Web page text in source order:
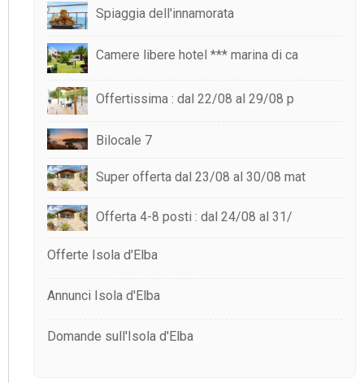
Spiaggia dell'innamorata
Camere libere hotel *** marina di ca
Offertissima : dal 22/08 al 29/08 p
Bilocale 7
Super offerta dal 23/08 al 30/08 mat
Offerta 4-8 posti : dal 24/08 al 31/
Offerte Isola d'Elba
Annunci Isola d'Elba
Domande sull'Isola d'Elba